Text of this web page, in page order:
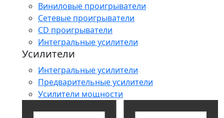
Виниловые проигрыватели
Сетевые проигрыватели
CD проигрыватели
Интегральные усилители
Усилители
Интегральные усилители
Предварительные усилители
Усилители мощности